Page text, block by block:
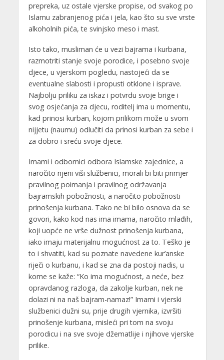
prepreka, uz ostale vjerske propise, od svakog po
Islamu zabranjenog pića i jela, kao što su sve vrste
alkoholnih pića, te svinjsko meso i mast.
Isto tako, musliman će u vezi bajrama i kurbana,
razmotriti stanje svoje porodice, i posebno svoje
djece, u vjerskom pogledu, nastojeći da se
eventualne slabosti i propusti otklone i isprave.
Najbolju priliku za iskaz i potvrdu svoje brige i
svog osjećanja za djecu, roditelj ima u momentu,
kad prinosi kurban, kojom prilikom može u svom
nijjetu (naumu) odlučiti da prinosi kurban za sebe i
za dobro i sreću svoje djece.
Imami i odbornici odbora Islamske zajednice, a
naročito njeni viši službenici, morali bi biti primjer
pravilnog poimanja i pravilnog održavanja
bajramskih pobožnosti, a naročito pobožnosti
prinošenja kurbana. Tako ne bi bilo osnova da se
govori, kako kod nas ima imama, naročito mlađih,
koji uopće ne vrše dužnost prinošenja kurbana,
iako imaju materijalnu mogućnost za to. Teško je
to i shvatiti, kad su poznate navedene kur’anske
riječi o kurbanu, i kad se zna da postoji nadis, u
kome se kaže: “Ko ima mogućnost, a neće, bez
opravdanog razloga, da zakolje kurban, nek ne
dolazi ni na naš bajram-namaz!” Imami i vjerski
službenici dužni su, prije drugih vjernika, izvršiti
prinošenje kurbana, misleći pri tom na svoju
porodicu i na sve svoje džematlije i njihove vjerske
prilike.